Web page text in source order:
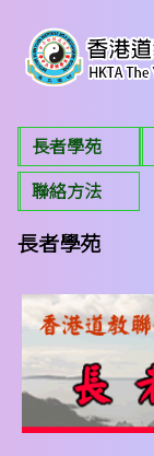
長者學苑
聯絡方法
長者學苑